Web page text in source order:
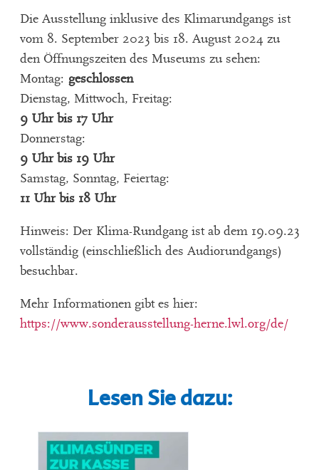
Die Ausstellung inklusive des Klimarundgangs ist
vom 8. September 2023 bis 18. August 2024 zu
den Öffnungszeiten des Museums zu sehen:
Montag: geschlossen
Dienstag, Mittwoch, Freitag:
9 Uhr bis 17 Uhr
Donnerstag:
9 Uhr bis 19 Uhr
Samstag, Sonntag, Feiertag:
11 Uhr bis 18 Uhr
Hinweis: Der Klima-Rundgang ist ab dem 19.09.23
vollständig (einschließlich des Audiorundgangs)
besuchbar.
Mehr Informationen gibt es hier:
https://www.sonderausstellung-herne.lwl.org/de/
Lesen Sie dazu: